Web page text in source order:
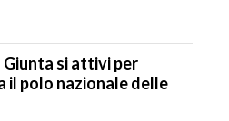
Giunta si attivi per
il polo nazionale delle